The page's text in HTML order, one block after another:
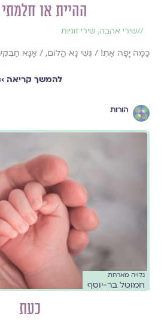
ההיית או
//שירי אהבה, שירי זוגיות
כַּמָּה יָפָה אַתְּ! / גְּשִׁי נָא הֲלוֹם, / אָנָּא
להמשך קריאה ››
הורות
גלויה מארחת
חמוטל בר-יוסף
כעת